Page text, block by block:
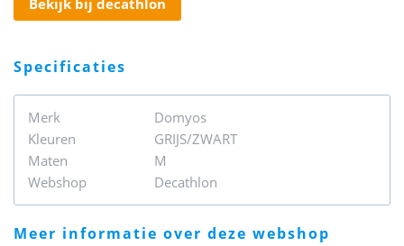
bekijk bij decathlon
specificaties
Merk
Domyos
Kleuren
GRIJS/ZWART
Maten
M
Webshop
Decathlon
meer informatie over deze webshop